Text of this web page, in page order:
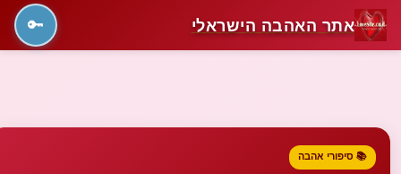
אתר האהבה הישראלי 🔑
📚 סיפורי אהבה